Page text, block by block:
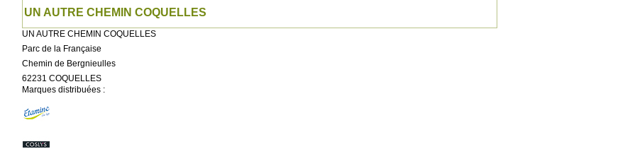
UN AUTRE CHEMIN COQUELLES
UN AUTRE CHEMIN COQUELLES
Parc de la Française
Chemin de Bergnieulles
62231 COQUELLES
Marques distribuées :